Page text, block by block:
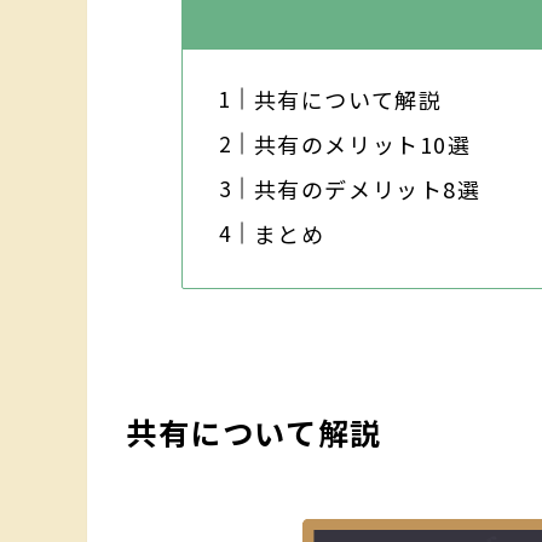
共有について解説
共有のメリット10選
共有のデメリット8選
まとめ
共有について解説